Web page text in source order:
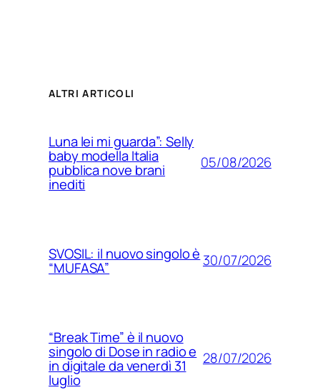
ALTRI ARTICOLI
Luna lei mi guarda”: Selly
baby modella Italia
pubblica nove brani
inediti
05/08/2026
SVOSIL: il nuovo singolo è
“MUFASA” 30/07/2026
“Break Time” è il nuovo
singolo di Dose in radio e
in digitale da venerdì 31
luglio
28/07/2026